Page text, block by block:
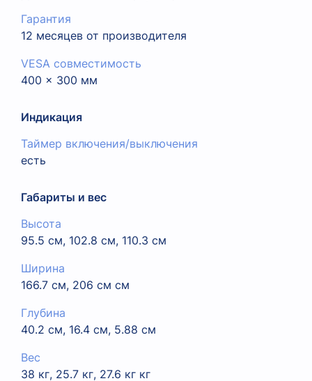
Гарантия
12 месяцев от производителя
VESA совместимость
400 x 300 мм
Индикация
Таймер включения/выключения
есть
Габариты и вес
Высота
95.5 см, 102.8 см, 110.3 см
Ширина
166.7 см, 206 см см
Глубина
40.2 см, 16.4 см, 5.88 см
Вес
38 кг, 25.7 кг, 27.6 кг кг